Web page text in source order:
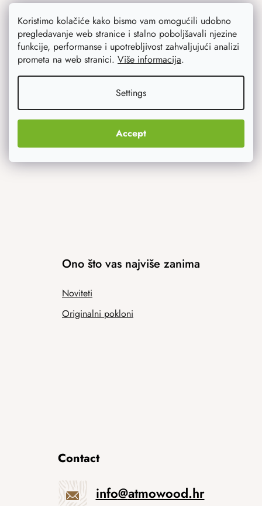
Koristimo kolačiće kako bismo vam omogućili udobno
pregledavanje web stranice i stalno poboljšavali njezine
funkcije, performanse i upotrebljivost zahvaljujući analizi
prometa na web stranici. Više informacija.
Settings
Accept
Zaštita osobnih podataka
Savjetujemo vas
Inspiracija
Ono što vas najviše zanima
Noviteti
Originalni pokloni
Contact
info@atmowood.hr